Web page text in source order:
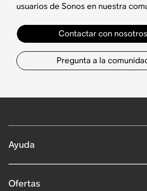
usuarios de Sonos en nuestra
Contactar con nosotros
Pregunta a la
Ayuda
Ofertas